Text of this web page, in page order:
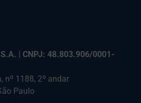
| CNPJ: 48.803.906/0001-
nº 1188, 2º andar
Paulo